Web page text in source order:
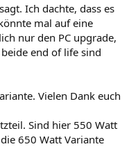
Ich dachte, dass es
mal auf eine
nur den PC upgrade,
end of life sind
Vielen Dank euch
Sind hier 550 Watt
650 Watt Variante